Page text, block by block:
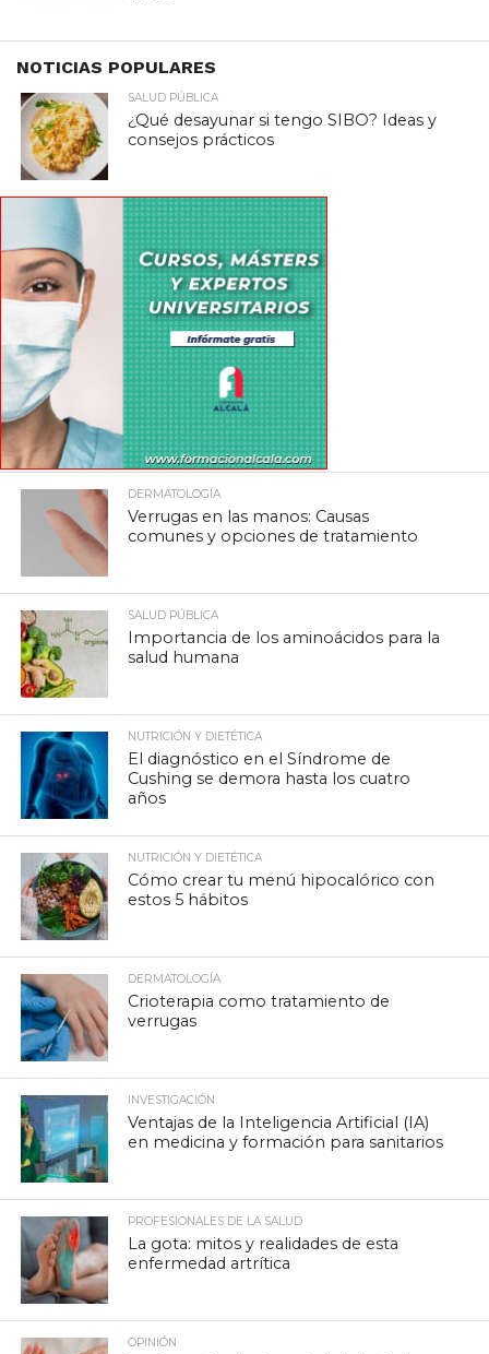
NOTICIAS POPULARES
SALUD PÚBLICA
¿Qué desayunar si tengo SIBO? Ideas y
consejos prácticos
DERMATOLOGÍA
Verrugas en las manos: Causas
comunes y opciones de tratamiento
SALUD PÚBLICA
Importancia de los aminoácidos para la
salud humana
NUTRICIÓN Y DIETÉTICA
El diagnóstico en el Síndrome de
Cushing se demora hasta los cuatro
años
NUTRICIÓN Y DIETÉTICA
Cómo crear tu menú hipocalórico con
estos 5 hábitos
DERMATOLOGÍA
Crioterapia como tratamiento de
verrugas
INVESTIGACIÓN
Ventajas de la Inteligencia Artificial (IA)
en medicina y formación para sanitarios
PROFESIONALES DE LA SALUD
La gota: mitos y realidades de esta
enfermedad artrítica
OPINIÓN